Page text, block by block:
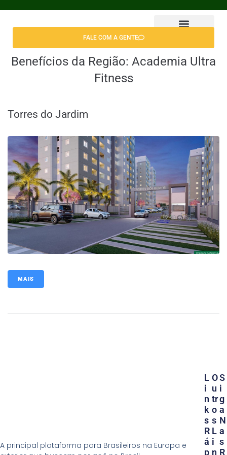
FALE COM A GENTE
Benefícios da Região: Academia Ultra
Fitness
Torres do Jardim
MAIS
A principal plataforma para Brasileiros na Europa e
O
U
Tr
O
S
L
I
N
L
I
N
K
S
R
Á
P
S
I
G
A
N
A
S
R